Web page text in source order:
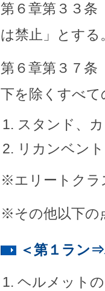
第６章第３３
は禁止」とす
第６章第３７条
下を除くすべ
スタンド、
リカンベン
※エリートクラ
※その他以下の
＜第１ラン
ヘルメット